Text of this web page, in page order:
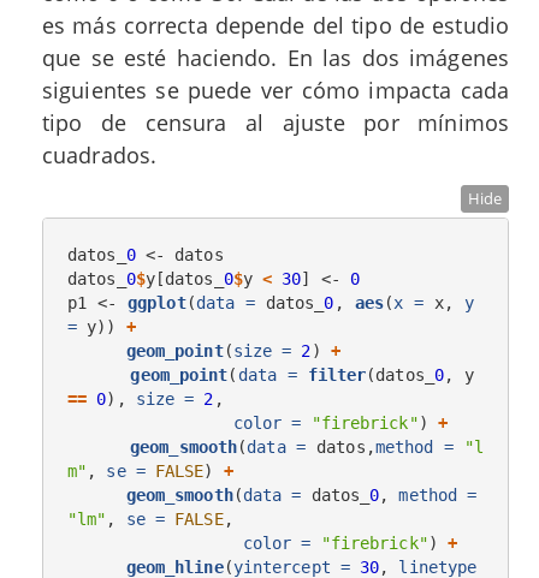
es más correcta depende del tipo de estudio
que se esté haciendo. En las dos imágenes
siguientes se puede ver cómo impacta cada
tipo de censura al ajuste por mínimos
cuadrados.
Hide
datos_ 0 <-
datos
datos_ 0$y[datos_ 0$y < 30] <-
0
p1 <-
ggplot(data = datos_ 0 , aes(x = x, y
= y)) +
geom_point(size = 2) +
geom_point( data = filter(datos_ 0
, y
== 0), size = 2 ,
color =
"firebrick") +
geom_smooth(data = datos,method =
"l
m" , se = FALSE) +
geom_smooth(data = datos_ 0, method =
"lm" , se = FALSE,
color =
"firebrick") +
geom_hline(yintercept = 30, linetype